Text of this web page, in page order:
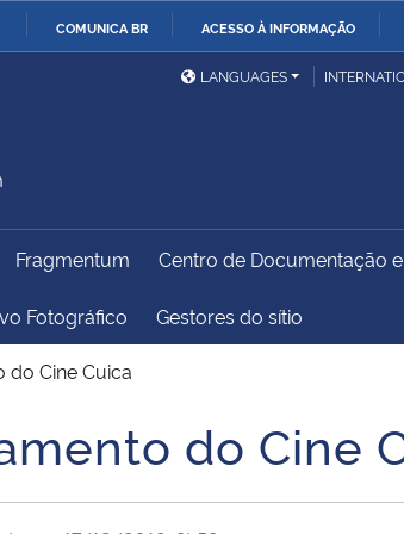
COMUNICA BR ACESSO À INFORMAÇÃO
Ministério das Relações
Exteriores
Regional
União
LANGUAGES
Fragmentum Centro de Documentação
Fotográfico Gestores do sítio
do Cine Cuica
do Cine